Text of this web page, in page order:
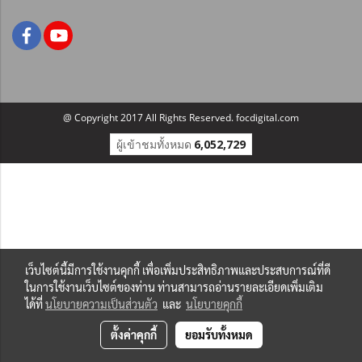
@ Copyright 2017 All Rights Reserved. focdigital.com
ผู้เข้าชมทั้งหมด 6,052,729
เว็บไซต์นี้มีการใช้งานคุกกี้ เพื่อเพิ่มประสิทธิภาพและประสบการณ์ที่ดี
ในการใช้งานเว็บไซต์ของท่าน ท่านสามารถอ่านรายละเอียดเพิ่มเติม
ได้ที่นโยบายความเป็นส่วนตัว และ นโยบายคุกกี้
ตั้งค่าคุกกี้ ยอมรับทั้งหมด